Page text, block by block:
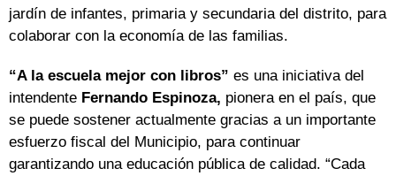
jardín de infantes, primaria y secundaria del distrito, para
colaborar con la economía de las familias.
“A la escuela mejor con libros” es una iniciativa del
intendente Fernando Espinoza, pionera en el país, que
se puede sostener actualmente gracias a un importante
esfuerzo fiscal del Municipio, para continuar
garantizando una educación pública de calidad. “Cada